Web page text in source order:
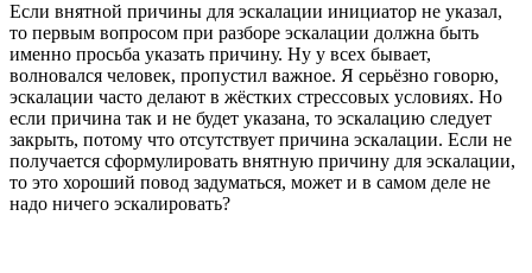
Если внятной причины для эскалации инициатор не указал,
то первым вопросом при разборе эскалации должна быть
именно просьба указать причину. Ну у всех бывает,
волновался человек, пропустил важное. Я серьёзно говорю,
эскалации часто делают в жёстких стрессовых условиях. Но
если причина так и не будет указана, то эскалацию следует
закрыть, потому что отсутствует причина эскалации. Если не
получается сформулировать внятную причину для эскалации,
то это хороший повод задуматься, может и в самом деле не
надо ничего эскалировать?